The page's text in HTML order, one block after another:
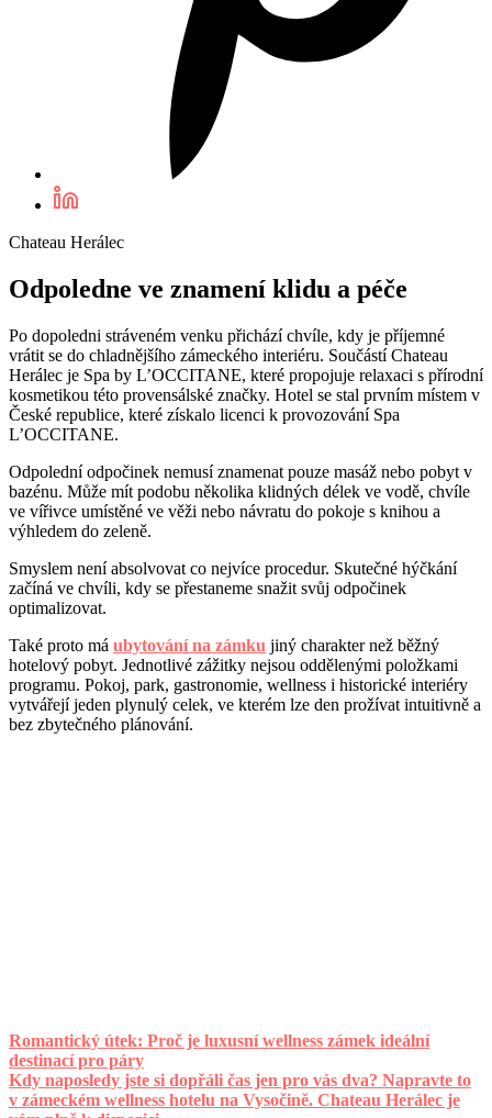
Chateau Herálec
Odpoledne ve znamení klidu a péče
Po dopoledni stráveném venku přichází chvíle, kdy je příjemné
vrátit se do chladnějšího zámeckého interiéru. Součástí Chateau
Herálec je Spa by L’OCCITANE, které propojuje relaxaci s přírodní
kosmetikou této provensálské značky. Hotel se stal prvním místem v
České republice, které získalo licenci k provozování Spa
L’OCCITANE.
Odpolední odpočinek nemusí znamenat pouze masáž nebo pobyt v
bazénu. Může mít podobu několika klidných délek ve vodě, chvíle
ve vířivce umístěné ve věži nebo návratu do pokoje s knihou a
výhledem do zeleně.
Smyslem není absolvovat co nejvíce procedur. Skutečné hýčkání
začíná ve chvíli, kdy se přestaneme snažit svůj odpočinek
optimalizovat.
Také proto má ubytování na zámku jiný charakter než běžný
hotelový pobyt. Jednotlivé zážitky nejsou oddělenými položkami
programu. Pokoj, park, gastronomie, wellness i historické interiéry
vytvářejí jeden plynulý celek, ve kterém lze den prožívat intuitivně a
bez zbytečného plánování.
Romantický útek: Proč je luxusní wellness zámek ideální
destinací pro páry
Kdy naposledy jste si dopřáli čas jen pro vás dva? Napravte to
v zámeckém wellness hotelu na Vysočině. Chateau Herálec je